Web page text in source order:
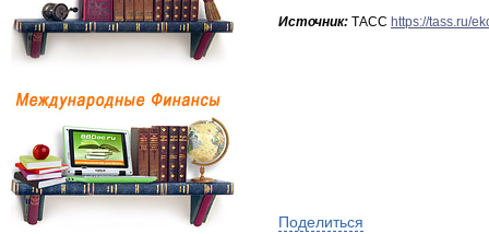
Источник: ТАСС https://tass.ru/
Поделиться